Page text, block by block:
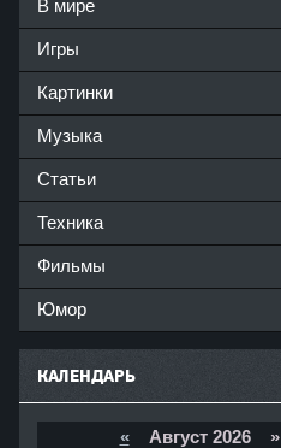
В мире
Игры
Картинки
Музыка
Статьи
Техника
Фильмы
Юмор
КАЛЕНДАРЬ
«Август 2026 »